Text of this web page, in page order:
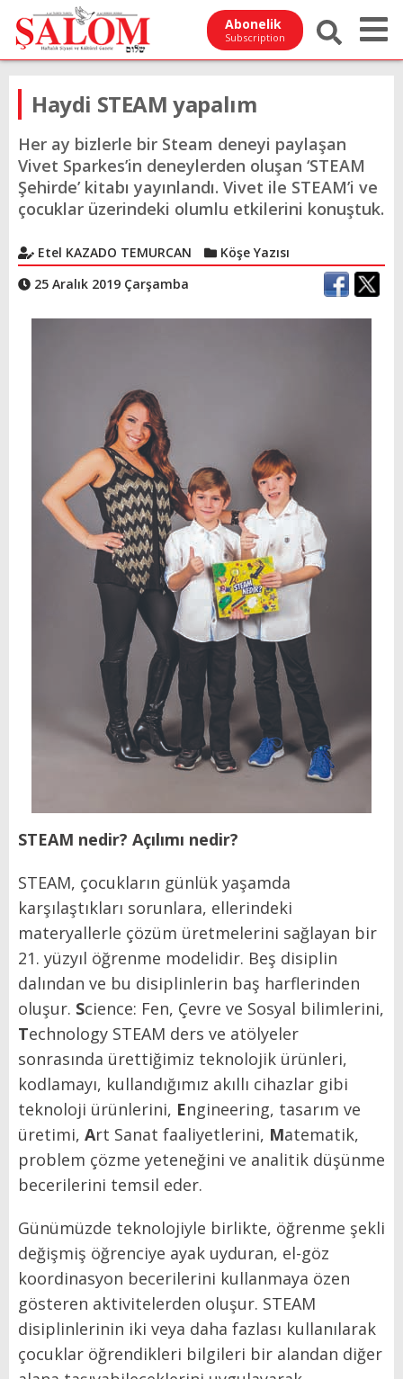
Abonelik
Subscription
Haydi STEAM yapalım
Her ay bizlerle bir Steam deneyi paylaşan
Vivet Sparkes’in deneylerden oluşan ‘STEAM
Şehirde’ kitabı yayınlandı. Vivet ile STEAM’i ve
çocuklar üzerindeki olumlu etkilerini konuştuk.
Etel KAZADO TEMURCAN
Köşe Yazısı
25 Aralık 2019 Çarşamba
STEAM nedir? Açılımı nedir?
STEAM, çocukların günlük yaşamda
karşılaştıkları sorunlara, ellerindeki
materyallerle çözüm üretmelerini sağlayan bir
21. yüzyıl öğrenme modelidir. Beş disiplin
dalından ve bu disiplinlerin baş harflerinden
oluşur. Science: Fen, Çevre ve Sosyal bilimlerini,
Technology STEAM ders ve atölyeler
sonrasında ürettiğimiz teknolojik ürünleri,
kodlamayı, kullandığımız akıllı cihazlar gibi
teknoloji ürünlerini, Engineering, tasarım ve
üretimi, Art Sanat faaliyetlerini, Matematik,
problem çözme yeteneğini ve analitik düşünme
becerilerini temsil eder.
Günümüzde teknolojiyle birlikte, öğrenme şekli
değişmiş öğrenciye ayak uyduran, el-göz
koordinasyon becerilerini kullanmaya özen
gösteren aktivitelerden oluşur. STEAM
disiplinlerinin iki veya daha fazlası kullanılarak
çocuklar öğrendikleri bilgileri bir alandan diğer